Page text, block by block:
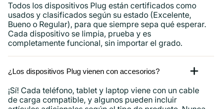
Todos los dispositivos Plug están certificados como
usados ​​y clasificados según su estado (Excelente,
Bueno o Regular), para que siempre sepa qué esperar.
Cada dispositivo se limpia, prueba y es
completamente funcional, sin importar el grado.
¿Los dispositivos Plug vienen con accesorios?
¡Sí! Cada teléfono, tablet y laptop viene con un cable
de carga compatible, y algunos pueden incluir